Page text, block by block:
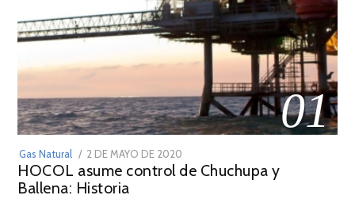
01
Gas Natural
POSTED
ON
2 DE MAYO DE 2020
DE
HOCOL asume control de Chuchupa y
Ballena: Historia